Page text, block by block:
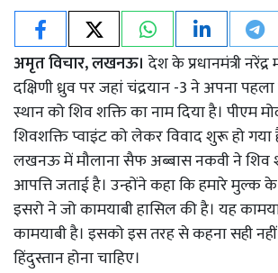
अमृत विचार, लखनऊ। देश के प्रधानमंत्री
दक्षिणी ध्रुव पर जहां चंद्रयान -3 ने अपना
स्थान को शिव शक्ति का नाम दिया है। पीएम
शिवशक्ति प्वाइंट को लेकर विवाद शुरू हो गया
लखनऊ में मौलाना सैफ अब्बास नकवी ने शिव
आपत्ति जताई है। उन्होंने कहा कि हमारे मुल्क
इसरो ने जो कामयाबी हासिल की है। यह
कामयाबी है। इसको इस तरह से कहना सही
हिंदुस्तान होना चाहिए।